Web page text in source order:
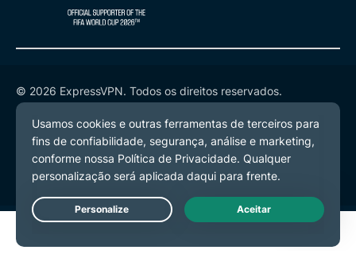
© 2026 ExpressVPN. Todos os direitos reservados.
Política de Privacidade
Termos de Serviço
Preferências de Cookies
Live Chat